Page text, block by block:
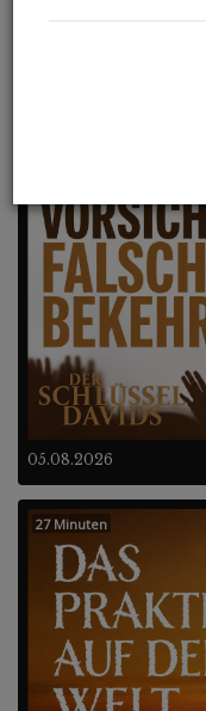
Die wichtigste
Frühere
05.08.2026
27 Minuten